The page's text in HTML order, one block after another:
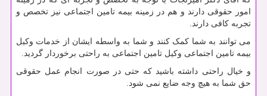
امور حقوقی دارند و هم در زمینه بیمه تامین اجتماعی نیز تخصص و
تجربه کافی دارند.
می توانند به شما کمک کنند و شما به واسطه ایشان از خدمات وکیل
بیمه تامین اجتماعی وکیل تامین اجتماعی به راحتی برخوردار گردید.
و خیال راحتی داشته باشید که حتی در صورت انجام عمل حقوقی
حق شما به هیچ وجه ضایع نمی شود.